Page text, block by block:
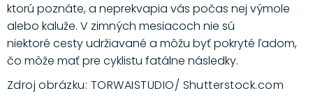
ktorú poznáte, a neprekvapia vás počas nej výmole
alebo kaluže. V zimných mesiacoch nie sú
niektoré cesty udržiavané a môžu byť pokryté ľadom,
čo môže mať pre cyklistu fatálne následky.
Zdroj obrázku: TORWAISTUDIO/ Shutterstock.com